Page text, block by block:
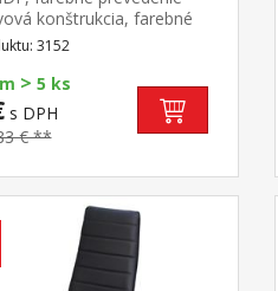
konštrukcia, farebné
biela okrúhle nohy,
masív buk nastaviteľné
klzáky s pochrómovanou
3152
> 5 ks
s DPH
€ **